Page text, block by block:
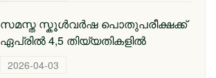
സമസ്ത സ്കൂള്‍വര്‍ഷ പൊതുപരീക്ഷക്ക്
ഏപ്രില്‍ 4,5 തിയ്യതികളില്‍
2026-04-03